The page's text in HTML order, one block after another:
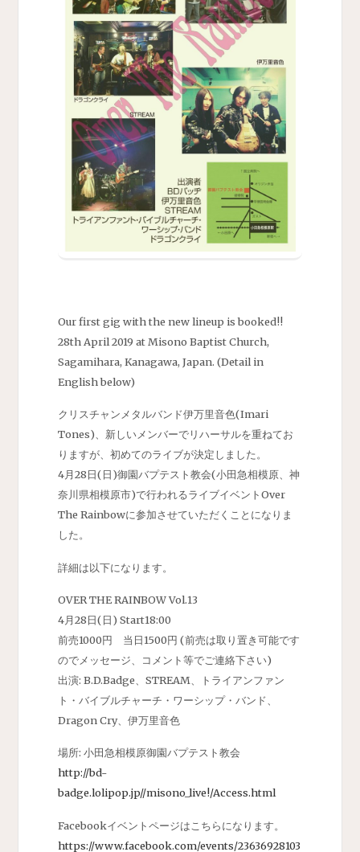
Our first gig with the new lineup is booked!!
28th April 2019 at Misono Baptist Church,
Sagamihara, Kanagawa, Japan. (Detail in
English below)
クリスチャンメタルバンド伊万里音色(Imari
Tones)、新しいメンバーでリハーサルを重ねてお
りますが、初めてのライブが決定しました。
4月28日(日)御園バプテスト教会(小田急相模原、神
奈川県相模原市)で行われるライブイベントOver
The Rainbowに参加させていただくことになりま
した。
詳細は以下になります。
OVER THE RAINBOW Vol.13
4月28日(日) Start18:00
前売1000円 当日1500円 (前売は取り置き可能です
のでメッセージ、コメント等でご連絡下さい)
出演: B.D.Badge、STREAM、トライアンファン
ト・バイブルチャーチ・ワーシップ・バンド、
Dragon Cry、伊万里音色
場所: 小田急相模原御園バプテスト教会
http://bd-
badge.lolipop.jp//misono_live!/Access.html
Facebookイベントページはこちらになります。
https://www.facebook.com/events/23636928103